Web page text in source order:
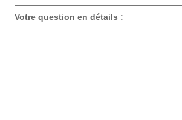
Votre question en détails :